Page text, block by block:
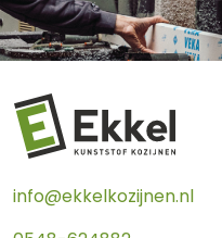
info@ekkelkozijnen.nl